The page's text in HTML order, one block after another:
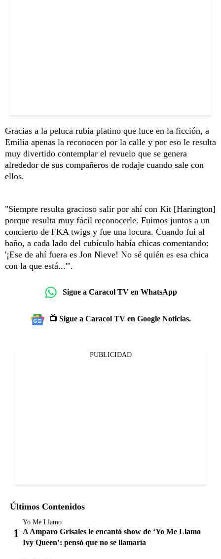
Gracias a la peluca rubia platino que luce en la ficción, a
Emilia apenas la reconocen por la calle y por eso le resulta
muy divertido contemplar el revuelo que se genera
alrededor de sus compañeros de rodaje cuando sale con
ellos.
"Siempre resulta gracioso salir por ahí con Kit [Harington]
porque resulta muy fácil reconocerle. Fuimos juntos a un
concierto de FKA twigs y fue una locura. Cuando fui al
baño, a cada lado del cubículo había chicas comentando:
'¡Ese de ahí fuera es Jon Nieve! No sé quién es esa chica
con la que está...'".
Sigue a Caracol TV en WhatsApp
📺 Sigue a Caracol TV en Google Noticias.
PUBLICIDAD
Últimos Contenidos
Yo Me Llamo
A Amparo Grisales le encantó show de ‘Yo Me Llamo
Ivy Queen’: pensó que no se llamaría